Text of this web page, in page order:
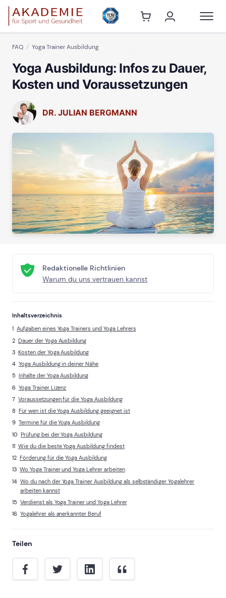
FAQ Yoga Trainer Ausbildung
Yoga Ausbildung: Infos zu Dauer,
Kosten und Voraussetzungen
DR. JULIAN BERGMANN
Redaktionelle Richtlinien
Warum du uns vertrauen kannst
Inhaltsverzeichnis
Aufgaben eines Yoga Trainers und Yoga Lehrers
Dauer der Yoga Ausbildung
Kosten der Yoga Ausbildung
Yoga Ausbildung in deiner Nähe
Inhalte der Yoga Ausbildung
Yoga Trainer Lizenz
Voraussetzungen für die Yoga Ausbildung
Für wen ist die Yoga Ausbildung geeignet ist
Termine für die Yoga Ausbildung
Prüfung bei der Yoga Ausbildung
Wie du die beste Yoga Ausbildung findest
Förderung für die Yoga Ausbildung
Wo Yoga Trainer und Yoga Lehrer arbeiten
Wo du nach der Yoga Trainer Ausbildung als selbständiger Yogalehrer
arbeiten kannst
Verdienst als Yoga Trainer und Yoga Lehrer
Yogalehrer als anerkannter Beruf
Teilen